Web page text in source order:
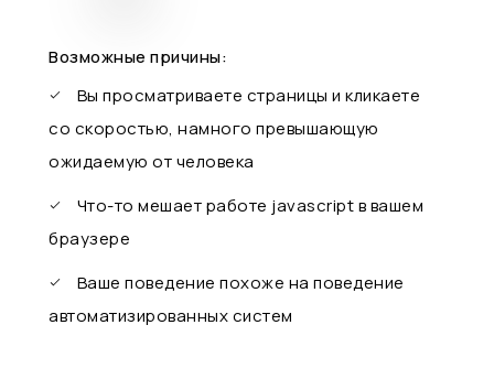
Возможные причины:
Вы просматриваете страницы и кликаете
со скоростью, намного превышающую
ожидаемую от человека
Что-то мешает работе javascript в вашем
браузере
Ваше поведение похоже на поведение
автоматизированных систем